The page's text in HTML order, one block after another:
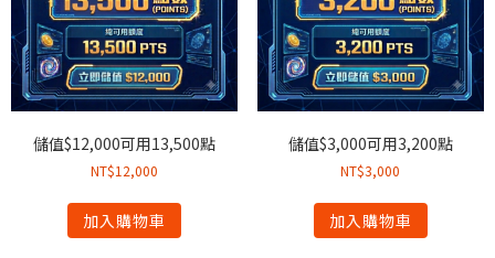
儲值$12,000可用13,500點
NT$12,000
加入購物車
儲值$3,000可用3,200點
NT$3,000
加入購物車